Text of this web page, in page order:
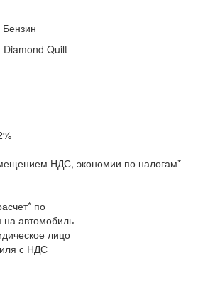
Бензин
Diamond Quilt
НДС, экономии по налогам*
по
автомобиль
лицо
с НДС